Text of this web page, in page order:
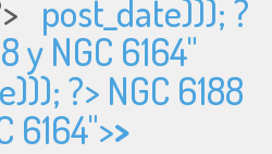
post_date))); ?
y NGC 6164"
?> NGC 6188
6164">>